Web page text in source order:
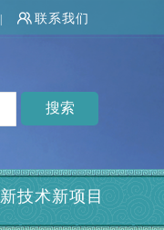
联系我们
新技术新项目